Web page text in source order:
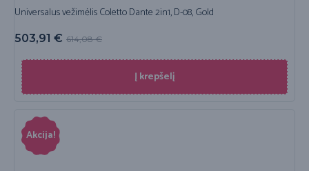
Universalus vežimėlis Coletto Dante 2in1, D-08, Gold
614,08€
503,91 €
Į krepšelį
Akcija!